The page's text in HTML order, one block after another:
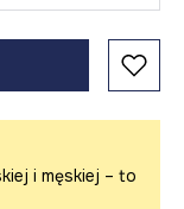
i męskiej – to